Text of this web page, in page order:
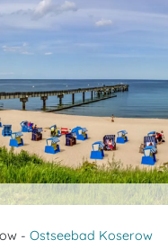
- Ostseebad Koserow